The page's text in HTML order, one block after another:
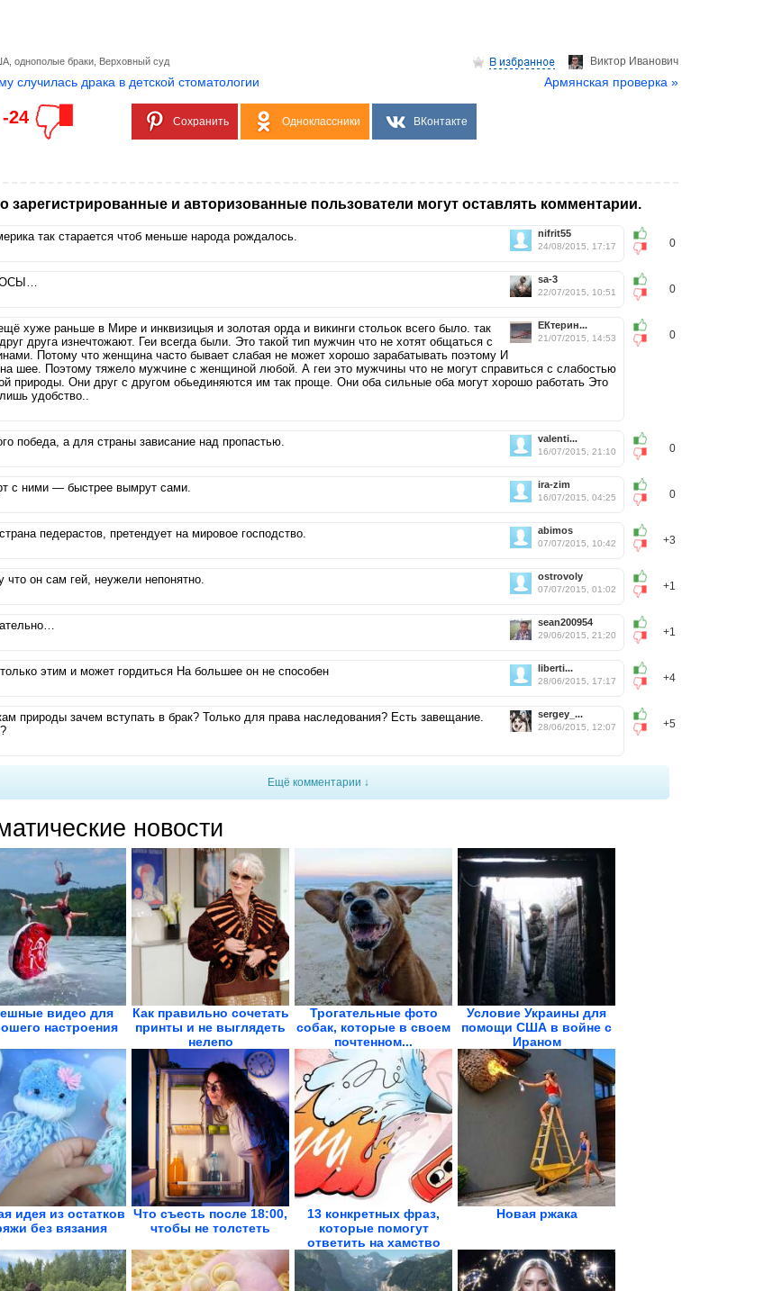
Виктор Иванович
однополые браки Верховный суд
случилась драка в детской стоматологии Армянская проверка »
-24 Сохранить Одноклассники ВКонтакте
зарегистрированные и авторизованные пользователи могут оставлять комментарии.
0
nifrit55
24/08/2015, 17:17
так старается чтоб меньше народа рождалось.
0
sa-3
22/07/2015, 10:51
0
ЕКтерин...
21/07/2015, 14:53
хуже раньше в Мире и инквизицыя и золотая орда и викинги стольок всего было. так
друга изнечтожают. Геи всегда были. Это такой тип мужчин что не хотят общаться с
Потому что женщина часто бывает слабая не может хорошо зарабатывать поэтому И
шее. Поэтому тяжело мужчине с женщиной любой. А геи это мужчины что не могут справиться с слабостью
природы. Они друг с другом обьединяются им так проще. Они оба сильные оба могут хорошо работать Это
удобство..
0
valenti...
16/07/2015, 21:10
победа, а для страны зависание над пропастью.
0
ira-zim
16/07/2015, 04:25
с ними — быстрее вымрут сами.
+3
abimos
07/07/2015, 10:42
педерастов, претендует на мировое господство.
+1
ostrovoly
07/07/2015, 01:02
что он сам гей, неужели непонятно.
+1
sean200954
29/06/2015, 21:20
+4
liberti...
28/06/2015, 17:17
этим и может гордиться На большее он не способен
+5
sergey_...
28/06/2015, 12:07
природы зачем вступать в брак? Только для права наследования? Есть завещание.
Ещё комментарии ↓
новости
видео для
настроения
Как правильно сочетать
принты и не выглядеть
нелепо
Трогательные фото
собак, которые в своем
почтенном...
Условие Украины для
помощи США в войне с
Ираном
идея из остатков
без вязания
Что съесть после 18:00,
чтобы не толстеть
13 конкретных фраз,
которые помогут
ответить на хамство
Новая ржака